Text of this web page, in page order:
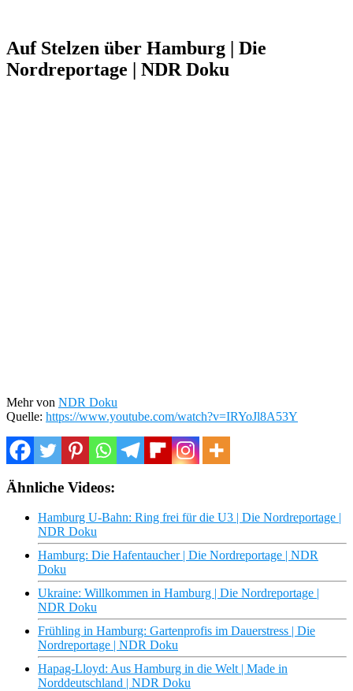
Auf Stelzen über Hamburg | Die
Nordreportage | NDR Doku
Mehr von NDR Doku
Quelle: https://www.youtube.com/watch?v=IRYoJl8A53Y
Ähnliche Videos:
Hamburg U-Bahn: Ring frei für die U3 | Die Nordreportage |
NDR Doku
Hamburg: Die Hafentaucher | Die Nordreportage | NDR
Doku
Ukraine: Willkommen in Hamburg | Die Nordreportage |
NDR Doku
Frühling in Hamburg: Gartenprofis im Dauerstress | Die
Nordreportage | NDR Doku
Hapag-Lloyd: Aus Hamburg in die Welt | Made in
Norddeutschland | NDR Doku